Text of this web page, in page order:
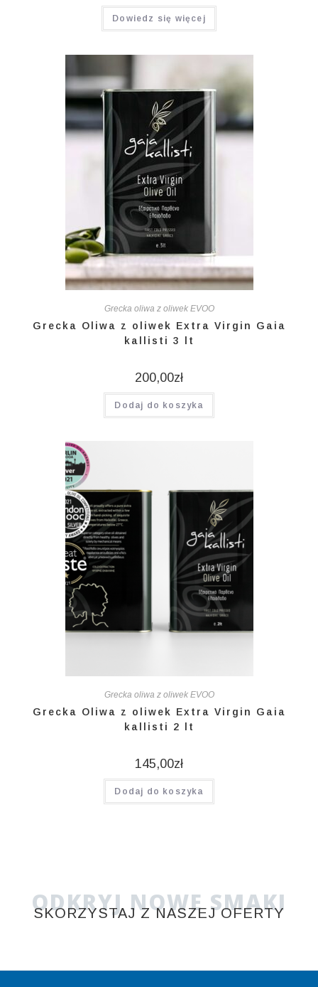
Dowiedz się więcej
Grecka oliwa z oliwek EVOO
Grecka Oliwa z oliwek Extra Virgin Gaia
kallisti 3 lt
200,00zł
Dodaj do koszyka
Grecka oliwa z oliwek EVOO
Grecka Oliwa z oliwek Extra Virgin Gaia
kallisti 2 lt
145,00zł
Dodaj do koszyka
ODKRYJ NOWE SMAKI
SKORZYSTAJ Z NASZEJ OFERTY